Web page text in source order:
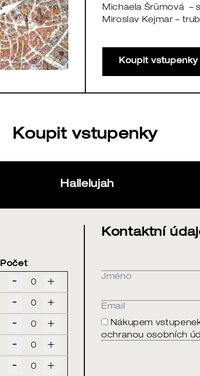
Michaela Šrůmová –
Miroslav Kejmar –
Koupit vstupenky
Koupit vstupenky
Hallelujah
Počet
- +
- +
- +
- +
- +
Kontaktní
Jméno
Email
Nákupem
ochranou osobních